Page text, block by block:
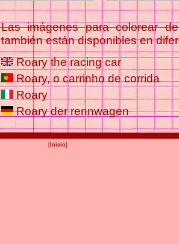
Las imágenes para colorear
también están disponibles en
Roary the racing car
Roary, o carrinho de corrida
Roary
Roary der rennwagen
[Inicio]